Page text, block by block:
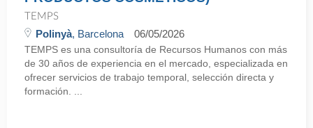
TEMPS
Polinyà, Barcelona 06/05/2026
TEMPS es una consultoría de Recursos Humanos con más
de 30 años de experiencia en el mercado, especializada en
ofrecer servicios de trabajo temporal, selección directa y
formación. ...